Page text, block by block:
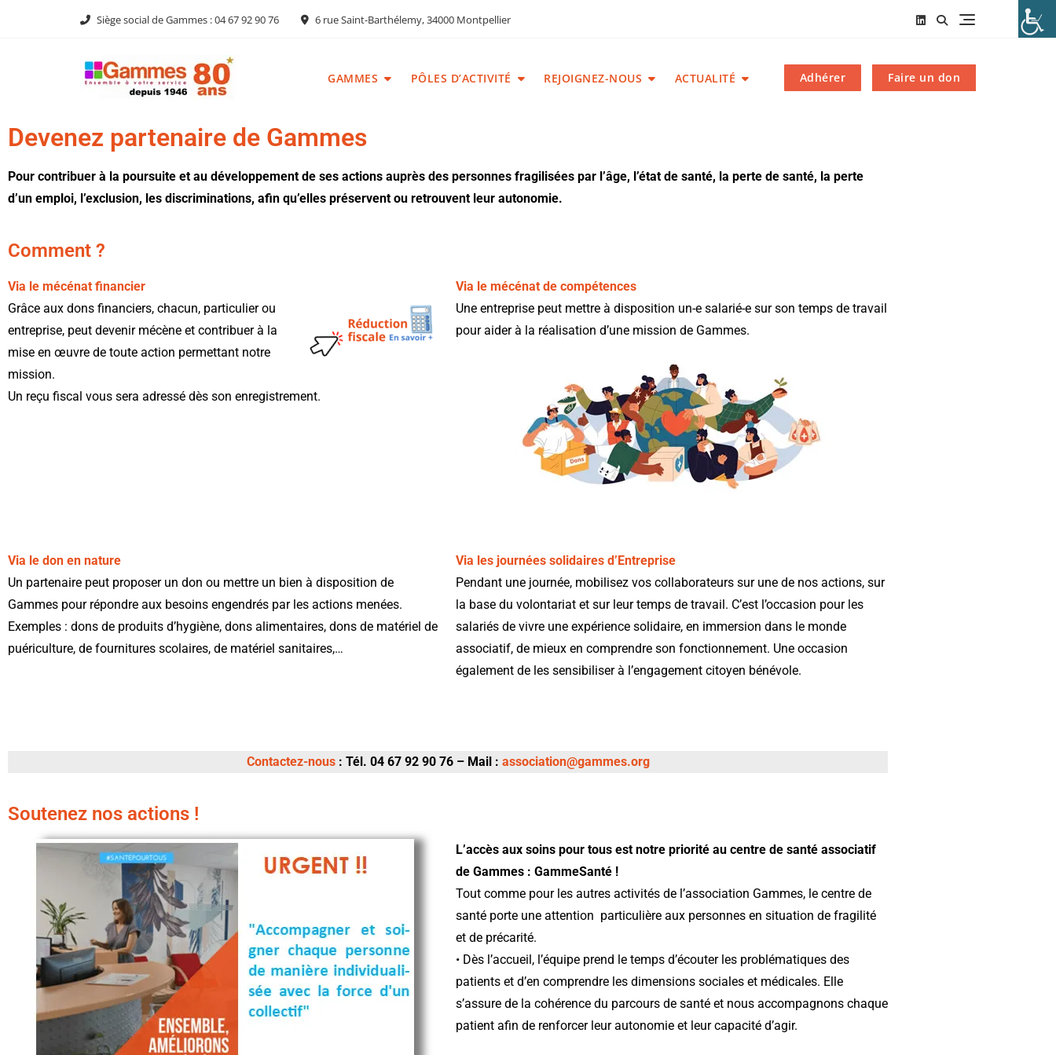
Siège social de Gammes : 04 67 92 90 76 6 rue Saint-Barthélemy, 34000 Montpellier
GAMMES PÔLES D’ACTIVITÉ REJOIGNEZ-NOUS ACTUALITÉ Adhérer Faire un don
Devenez partenaire de Gammes
Pour contribuer à la poursuite et au développement de ses actions auprès des personnes fragilisées par l’âge, l’état de santé, la perte de santé, la perte
d’un emploi, l’exclusion, les discriminations, afin qu’elles préservent ou retrouvent leur autonomie.
Comment ?
Via le mécénat financier
Grâce aux dons financiers, chacun, particulier ou
entreprise, peut devenir mécène et contribuer à la
mise en œuvre de toute action permettant notre
mission.
Un reçu fiscal vous sera adressé dès son enregistrement.
Via le mécénat de compétences
Une entreprise peut mettre à disposition un-e salarié-e sur son temps de travail
pour aider à la réalisation d’une mission de Gammes.
Via le don en nature
Un partenaire peut proposer un don ou mettre un bien à disposition de
Gammes pour répondre aux besoins engendrés par les actions menées.
Exemples : dons de produits d’hygiène, dons alimentaires, dons de matériel de
puériculture, de fournitures scolaires, de matériel sanitaires,…
Via les journées solidaires d’Entreprise
Pendant une journée, mobilisez vos collaborateurs sur une de nos actions, sur
la base du volontariat et sur leur temps de travail. C’est l’occasion pour les
salariés de vivre une expérience solidaire, en immersion dans le monde
associatif, de mieux en comprendre son fonctionnement. Une occasion
également de les sensibiliser à l’engagement citoyen bénévole.
Contactez-nous: Tél. 04 67 92 90 76 – Mail : association@gammes.org
Soutenez nos actions !
L’accès aux soins pour tous est notre priorité au centre de santé associatif
de Gammes : GammeSanté !
Tout comme pour les autres activités de l’association Gammes, le centre de
santé porte une attention particulière aux personnes en situation de fragilité
et de précarité.
• Dès l’accueil, l’équipe prend le temps d’écouter les problématiques des
patients et d’en comprendre les dimensions sociales et médicales. Elle
s’assure de la cohérence du parcours de santé et nous accompagnons chaque
patient afin de renforcer leur autonomie et leur capacité d’agir.